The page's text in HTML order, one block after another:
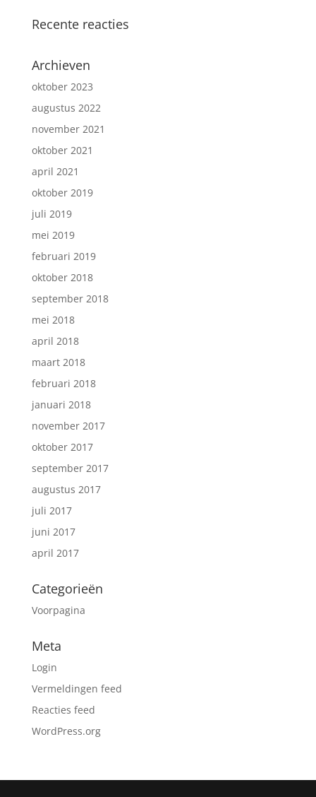
Recente reacties
Archieven
oktober 2023
augustus 2022
november 2021
oktober 2021
april 2021
oktober 2019
juli 2019
mei 2019
februari 2019
oktober 2018
september 2018
mei 2018
april 2018
maart 2018
februari 2018
januari 2018
november 2017
oktober 2017
september 2017
augustus 2017
juli 2017
juni 2017
april 2017
Categorieën
Voorpagina
Meta
Login
Vermeldingen feed
Reacties feed
WordPress.org